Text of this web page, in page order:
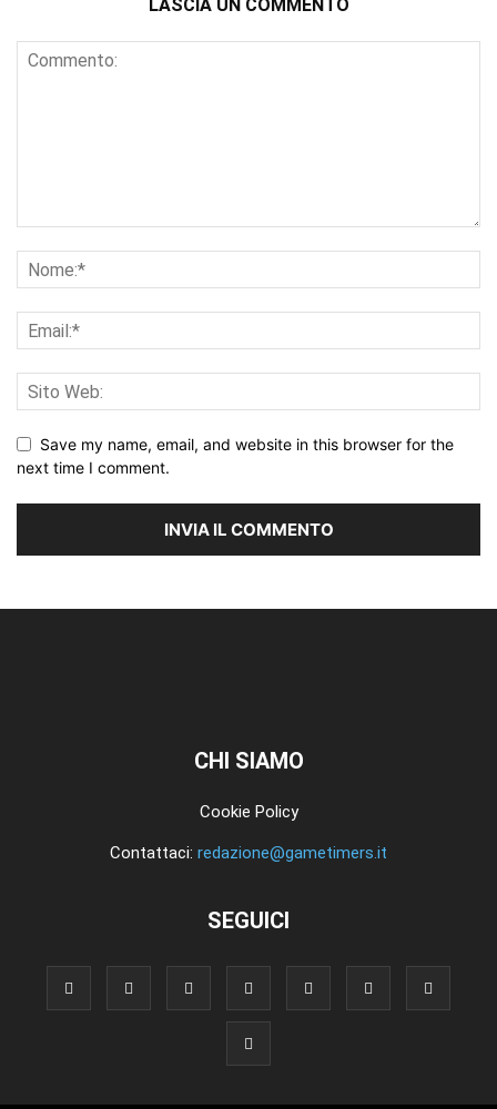
LASCIA UN COMMENTO
Save my name, email, and website in this browser for the
next time I comment.
CHI SIAMO
Cookie Policy
Contattaci: redazione@gametimers.it
SEGUICI